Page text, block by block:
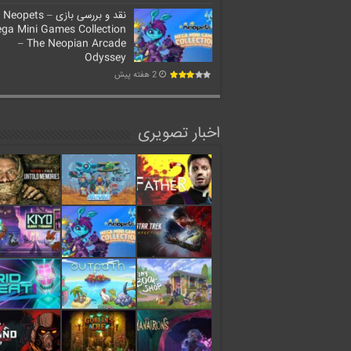
نقد و بررسی بازی Neopets –
Mini Games Collection
– The Neopian Arcade
Odyssey
2 هفته پیش
اخبار تصویری